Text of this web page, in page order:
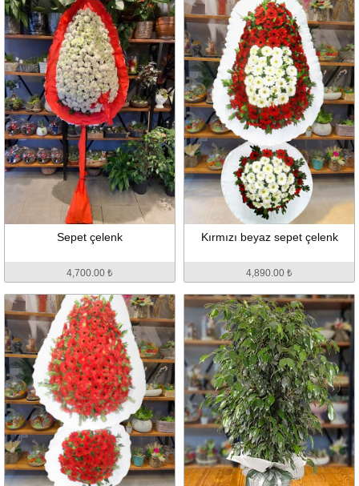
Sepet çelenk
4,700.00 ₺
Kırmızı beyaz sepet çelenk
4,890.00 ₺